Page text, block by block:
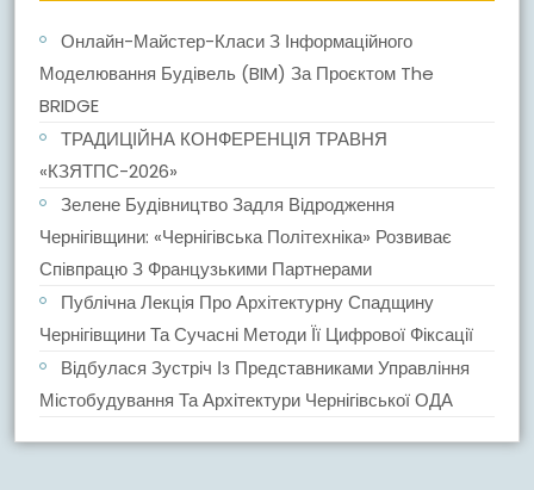
Онлайн-Майстер-Класи З Інформаційного
Моделювання Будівель (BIM) За Проєктом The
BRIDGE
ТРАДИЦІЙНА КОНФЕРЕНЦІЯ ТРАВНЯ
«КЗЯТПС-2026»
Зелене Будівництво Задля Відродження
Чернігівщини: «Чернігівська Політехніка» Розвиває
Співпрацю З Французькими Партнерами
Публічна Лекція Про Архітектурну Спадщину
Чернігівщини Та Сучасні Методи Її Цифрової Фіксації
Відбулася Зустріч Із Представниками Управління
Містобудування Та Архітектури Чернігівської ОДА